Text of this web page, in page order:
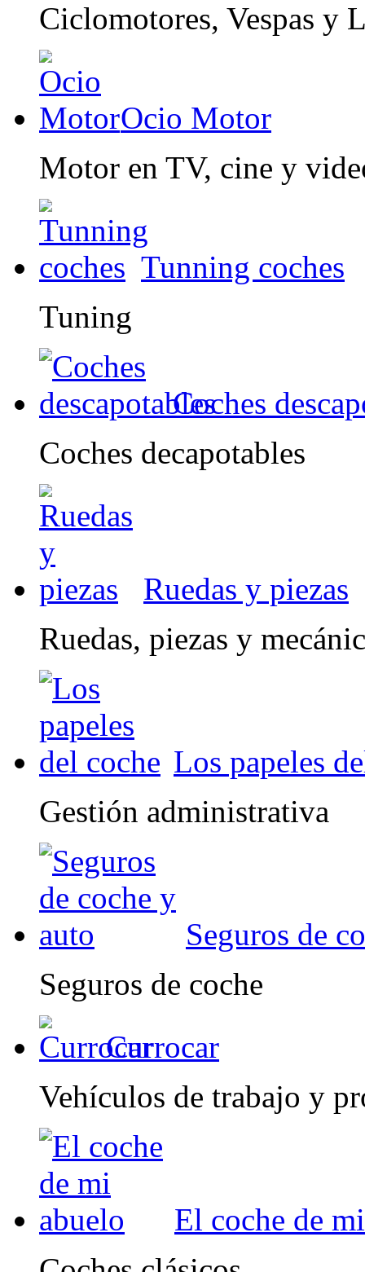
Ciclomotores, Vespas y
Ocio Motor
Motor en TV, cine y
Tunning coches
Tuning
Coches
Coches decapotables
Ruedas y piezas
Ruedas, piezas y
Los papeles
Gestión administrativa
Seguros de
Seguros de coche
Currocar
Vehículos de trabajo y
El coche de